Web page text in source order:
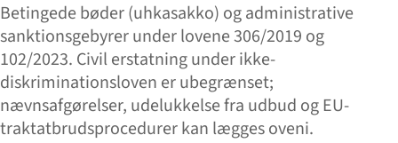
Betingede bøder (uhkasakko) og administrative
sanktionsgebyrer under lovene 306/2019 og
102/2023. Civil erstatning under ikke-
diskriminationsloven er ubegrænset;
nævnsafgørelser, udelukkelse fra udbud og EU-
traktatbrudsprocedurer kan lægges oveni.